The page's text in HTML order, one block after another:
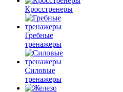
Кросстренеры
Гребные
тренажеры
Силовые
тренажеры